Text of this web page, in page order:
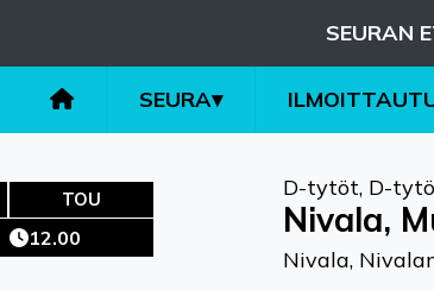
SEURAN
SEURA▾
TOU
12.00
D-tytöt, D-
Nivala,
Nivala,